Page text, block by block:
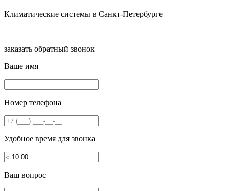
Климатические системы в Санкт-Петербурге
заказать обратный звонок
Ваше имя
Номер телефона
Удобное время для звонка
Ваш вопрос